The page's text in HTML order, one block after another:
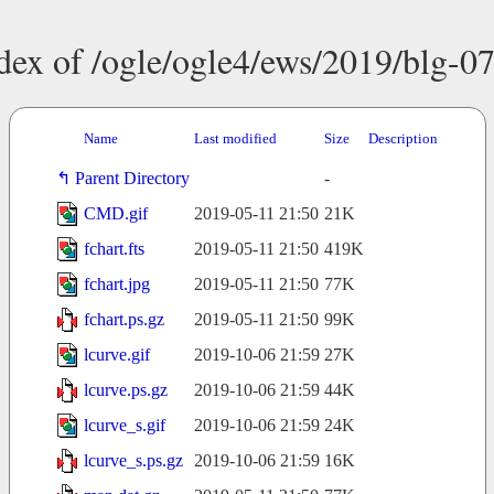
of /ogle/ogle4/ews/2019/blg-
Name Last modified Size Description
Parent Directory
-
CMD.gif
2019-05-11 21:50 21K
fchart.fts
2019-05-11 21:50 419K
fchart.jpg
2019-05-11 21:50 77K
fchart.ps.gz
2019-05-11 21:50 99K
lcurve.gif
2019-10-06 21:59 27K
lcurve.ps.gz
2019-10-06 21:59 44K
lcurve_s.gif
2019-10-06 21:59 24K
lcurve_s.ps.gz
2019-10-06 21:59 16K